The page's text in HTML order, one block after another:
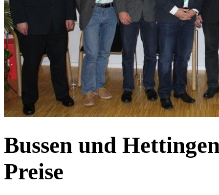
Bussen und
Preise